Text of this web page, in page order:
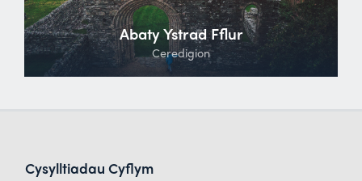
Abaty Ystrad Fflur
Ceredigion
Cysylltiadau Cyflym